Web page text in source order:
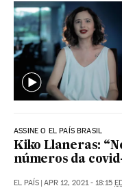
ASSINE O EL PAÍS BRASIL
Kiko Llaneras:
números da
EL PAÍS | APR 12, 2021 - 18:15